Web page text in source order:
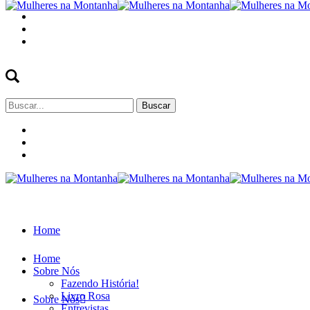
Buscar
por:
Home
Sobre Nós
Home
Sobre Nós
Fazendo História!
Livro Rosa